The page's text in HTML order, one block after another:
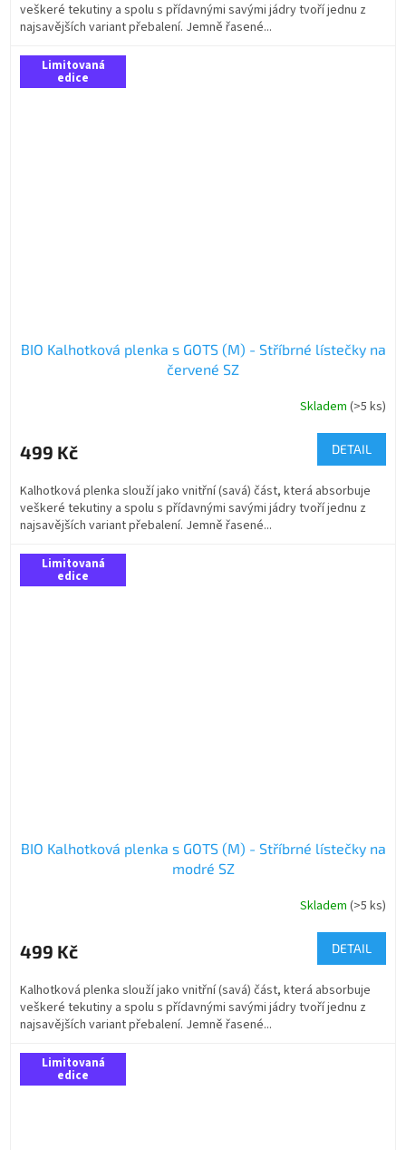
veškeré tekutiny a spolu s přídavnými savými jádry tvoří jednu z
najsavějších variant přebalení. Jemně řasené...
Limitovaná
edice
BIO Kalhotková plenka s GOTS (M) - Stříbrné lístečky na
červené SZ
Skladem (>5 ks)
499 Kč DETAIL
Kalhotková plenka slouží jako vnitřní (savá) část, která absorbuje
veškeré tekutiny a spolu s přídavnými savými jádry tvoří jednu z
najsavějších variant přebalení. Jemně řasené...
Limitovaná
edice
BIO Kalhotková plenka s GOTS (M) - Stříbrné lístečky na
modré SZ
Skladem (>5 ks)
499 Kč DETAIL
Kalhotková plenka slouží jako vnitřní (savá) část, která absorbuje
veškeré tekutiny a spolu s přídavnými savými jádry tvoří jednu z
najsavějších variant přebalení. Jemně řasené...
Limitovaná
edice